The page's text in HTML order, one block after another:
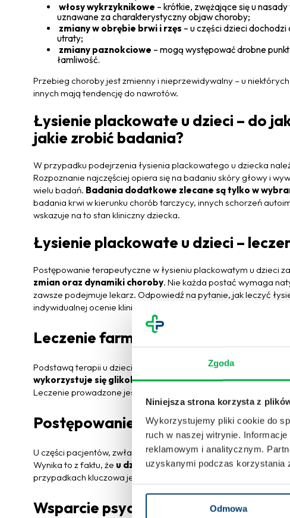
Zgoda
Niniejsza strona korzysta z
Wykorzystujemy pliki cookie do
ruch w naszej witrynie.
reklamowym i analitycznym.
uzyskanymi podczas korzystania
Odmowa
włosy wykrzyknikowe – krótkie, zwężające się u
uznawane za charakterystyczny objaw choroby;
zmiany w obrębie brwi i rzęs – u części dzieci
utraty;
zmiany paznokciowe – mogą występować drobne
łamliwość.
Przebieg choroby jest zmienny i nieprzewidywalny – u
innych mają tendencję do nawrotów.
Łysienie plackowate u dzieci – do
jakie zrobić badania?
W przypadku podejrzenia łysienia plackowatego u dziecka
Rozpoznanie najczęściej opiera się na badaniu skóry głowy i
wielu badań. Badania dodatkowe zlecane są tylko w
badania krwi w kierunku chorób tarczycy, innych schorzeń
wskazuje na to stan kliniczny dziecka.
Łysienie plackowate u dzieci –
Postępowanie terapeutyczne w łysieniu plackowatym u dzieci
zmian oraz dynamiki choroby. Nie każda postać wymaga
zawsze podejmuje lekarz. Odpowiedź na pytanie, jak leczyć
indywidualnej ocenie klinicznej.
Leczenie farmakologiczne miejscowe
Podstawą terapii u dzieci z ograniczonymi ogniskami
wykorzystuje się glikokortykosteroidy, które zmniejszają
Leczenie prowadzone jest w określonych cyklach, z
Postępowanie obserwacyjne
U części pacjentów, zwłaszcza z niewielkimi zmianami,
Wynika to z faktu, że u dzieci często dochodzi do
przypadkach kluczowa jest regularna kontrola dermatologiczna.
Wsparcie psychologiczne